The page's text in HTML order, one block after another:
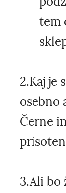
tem
2.Kaj je
osebno
Černe
3.Ali bo